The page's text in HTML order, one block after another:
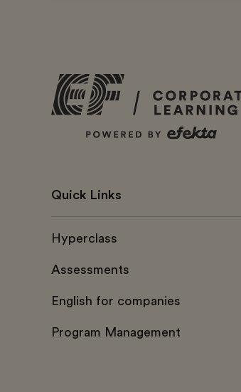
Quick Links
Hyperclass
Assessments
English for companies
Program Management